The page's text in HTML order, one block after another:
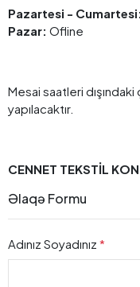
Pazartesi - Cumartesi:
Pazar: Ofline
Mesai saatleri dışındaki
yapılacaktır.
CENNET TEKSTİL
Əlaqə Formu
Adınız Soyadınız *